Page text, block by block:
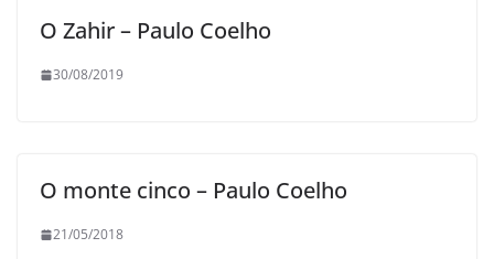
O Zahir – Paulo Coelho
30/08/2019
O monte cinco – Paulo Coelho
21/05/2018